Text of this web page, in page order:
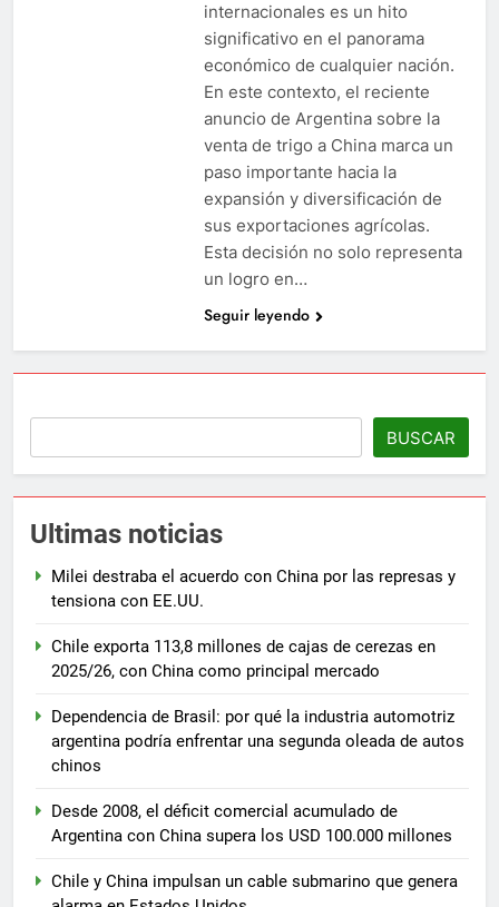
internacionales es un hito
significativo en el panorama
económico de cualquier nación.
En este contexto, el reciente
anuncio de Argentina sobre la
venta de trigo a China marca un
paso importante hacia la
expansión y diversificación de
sus exportaciones agrícolas.
Esta decisión no solo representa
un logro en…
Seguir leyendo
BUSCAR
Ultimas noticias
Milei destraba el acuerdo con China por las represas y
tensiona con EE.UU.
Chile exporta 113,8 millones de cajas de cerezas en
2025/26, con China como principal mercado
Dependencia de Brasil: por qué la industria automotriz
argentina podría enfrentar una segunda oleada de autos
chinos
Desde 2008, el déficit comercial acumulado de
Argentina con China supera los USD 100.000 millones
Chile y China impulsan un cable submarino que genera